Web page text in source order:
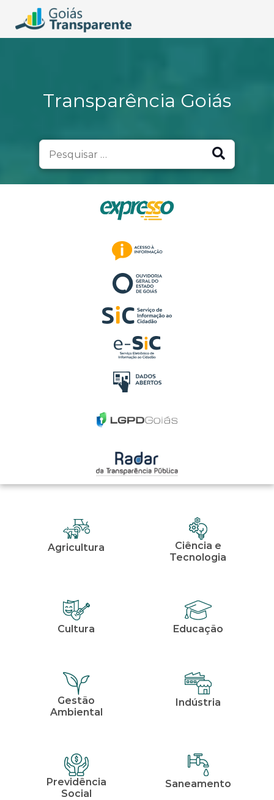
Transparência Goiás
Search
for:
Agricultura
Ciência e
Tecnologia
Cultura Educação
Gestão
Ambiental
Indústria
Previdência
Social
Saneamento